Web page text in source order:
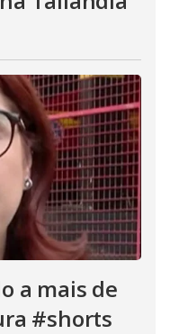
a mais de
#shorts